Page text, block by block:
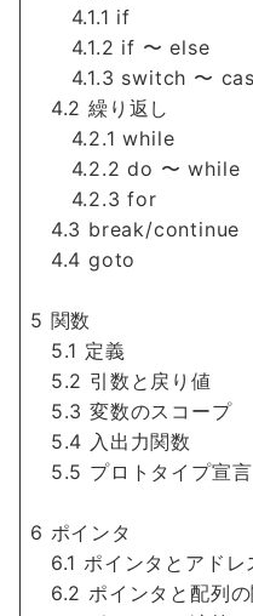
4.1.1 if
4.1.2 if 〜 else
4.1.3 switch 〜
4.2 繰り返し
4.2.1 while
4.2.2 do 〜 while
4.2.3 for
4.3 break/continue
4.4 goto
5 関数
5.1 定義
5.2 引数と戻り値
5.3 変数のスコープ
5.4 入出力関数
5.5 プロトタイプ宣言
6 ポインタ
6.1 ポインタとアドレ
6.2 ポインタと配列の